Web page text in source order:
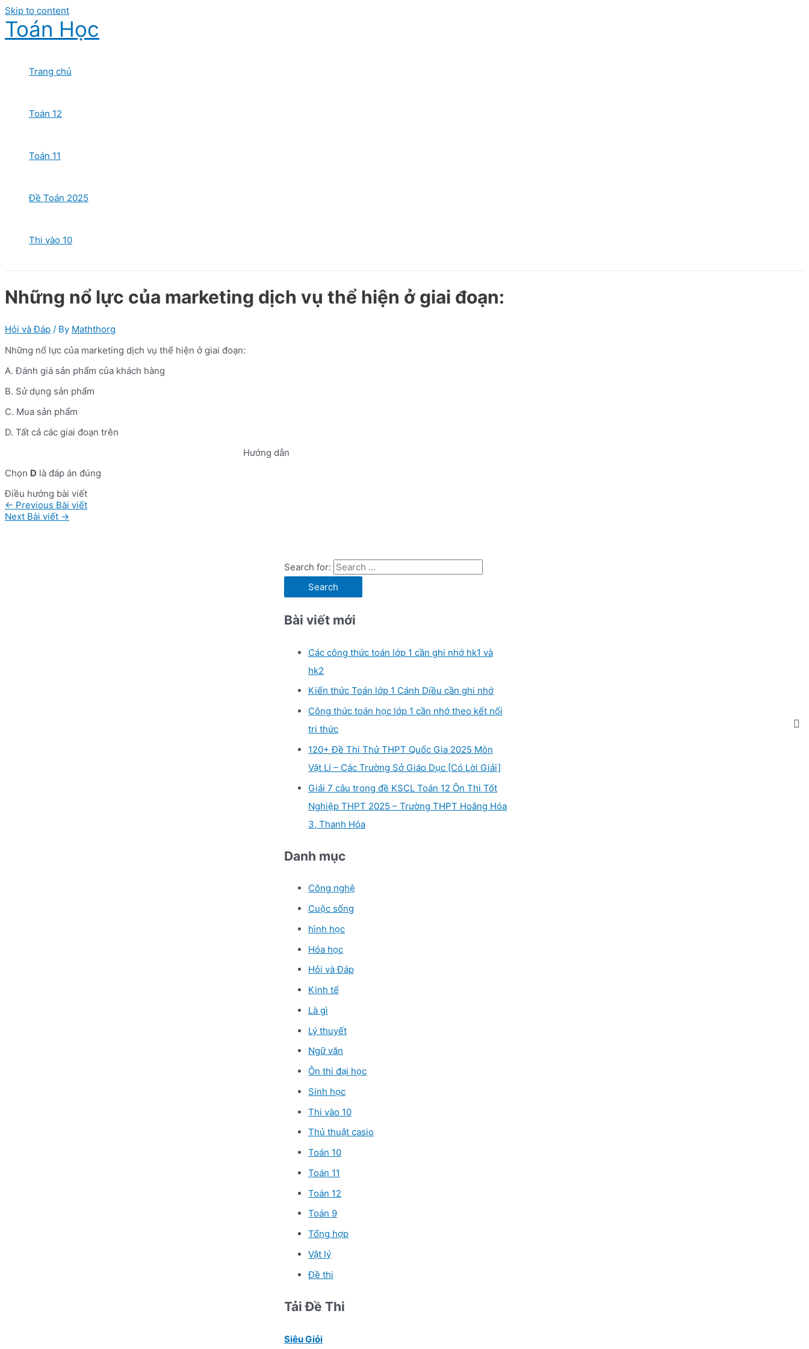
Skip to content
Toán Học
Trang chủ
Toán 12
Toán 11
Đề Toán 2025
Thi vào 10
Những nổ lực của marketing dịch vụ thể hiện ở giai đoạn:
Hỏi và Đáp / By Maththorg
Những nổ lực của marketing dịch vụ thể hiện ở giai đoạn:
A. Đánh giá sản phẩm của khách hàng
B. Sử dụng sản phẩm
C. Mua sản phẩm
D. Tất cả các giai đoạn trên
Hướng dẫn
Chọn D là đáp án đúng
Điều hướng bài viết
← Previous Bài viết
Next Bài viết →
Search for:
Bài viết mới
Các công thức toán lớp 1 cần ghi nhớ hk1 và
hk2
Kiến thức Toán lớp 1 Cánh Diều cần ghi nhớ
Công thức toán học lớp 1 cần nhớ theo kết nối
tri thức
120+ Đề Thi Thử THPT Quốc Gia 2025 Môn
Vật Lí – Các Trường Sở Giáo Dục [Có Lời Giải]
Giải 7 câu trong đề KSCL Toán 12 Ôn Thi Tốt
Nghiệp THPT 2025 – Trường THPT Hoằng Hóa
3, Thanh Hóa
Danh mục
Công nghệ
Cuộc sống
hình học
Hóa học
Hỏi và Đáp
Kinh tế
Là gì
Lý thuyết
Ngữ văn
Ôn thi đại học
Sinh học
Thi vào 10
Thủ thuật casio
Toán 10
Toán 11
Toán 12
Toán 9
Tổng hợp
Vật lý
Đề thi
Tải Đề Thi
Siêu Giỏi